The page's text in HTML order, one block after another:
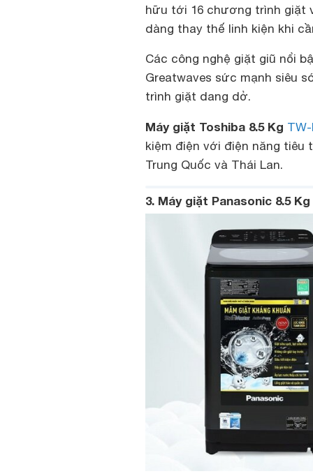
hữu tới 16 chương trình giặt
dàng thay thế linh kiện khi
Các công nghệ giặt giũ nổi
Greatwaves sức mạnh siêu
trình giặt dang dở.
Máy giặt Toshiba 8.5 Kg TW-
kiệm điện với điện năng tiêu
Trung Quốc và Thái Lan.
3. Máy giặt Panasonic 8.5 Kg